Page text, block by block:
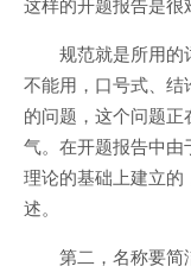
规范就是所用的
不能用，口号式、
的问题，这个问题
气。在开题报告中
理论的基础上建立
述。
第二，名称要简